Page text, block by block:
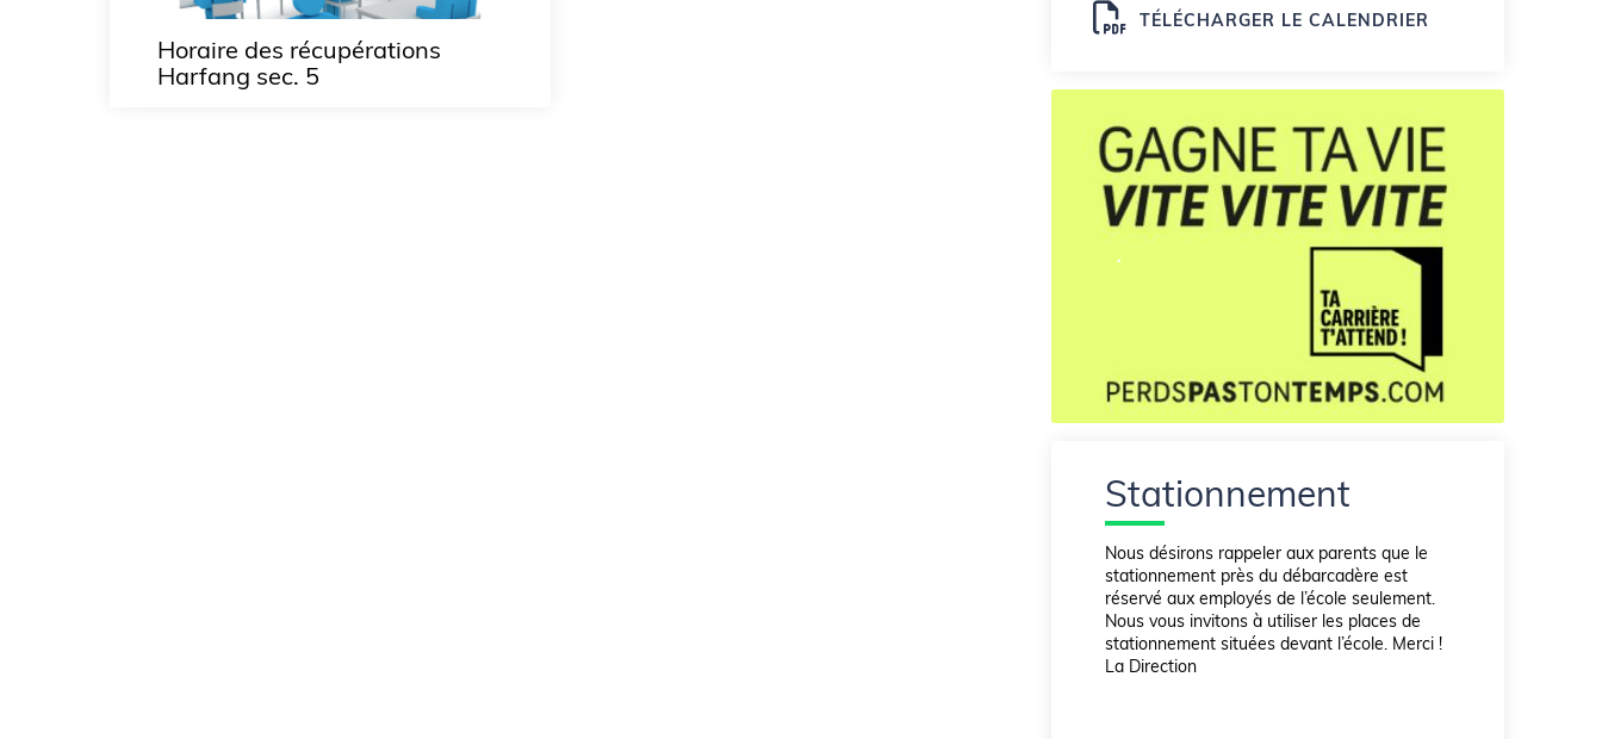
Horaire des récupérations
Harfang sec. 5
TÉLÉCHARGER LE CALENDRIER
.
Stationnement
Nous désirons rappeler aux parents que le
stationnement près du débarcadère est
réservé aux employés de l’école seulement.
Nous vous invitons à utiliser les places de
stationnement situées devant l’école. Merci !
La Direction